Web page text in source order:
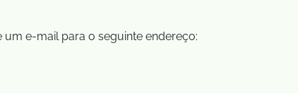
e-mail para o seguinte endereço: